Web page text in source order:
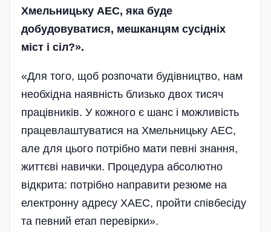
Хмельницьку АЕС, яка буде
добудовуватися, мешканцям сусідніх
міст і сіл?».
«Для того, щоб розпочати будівництво, нам
необхідна наявність близько двох тисяч
працівників. У кожного є шанс і можливість
працевлаштуватися на Хмельницьку АЕС,
але для цього потрібно мати певні знання,
життєві навички. Процедура абсолютно
відкрита: потрібно направити резюме на
електронну адресу ХАЕС, пройти співбесіду
та певний етап перевірки».